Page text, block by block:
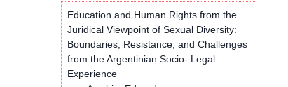
Education and Human Rights from the
Juridical Viewpoint of Sexual Diversity:
Boundaries, Resistance, and Challenges
from the Argentinian Socio- Legal
Experience